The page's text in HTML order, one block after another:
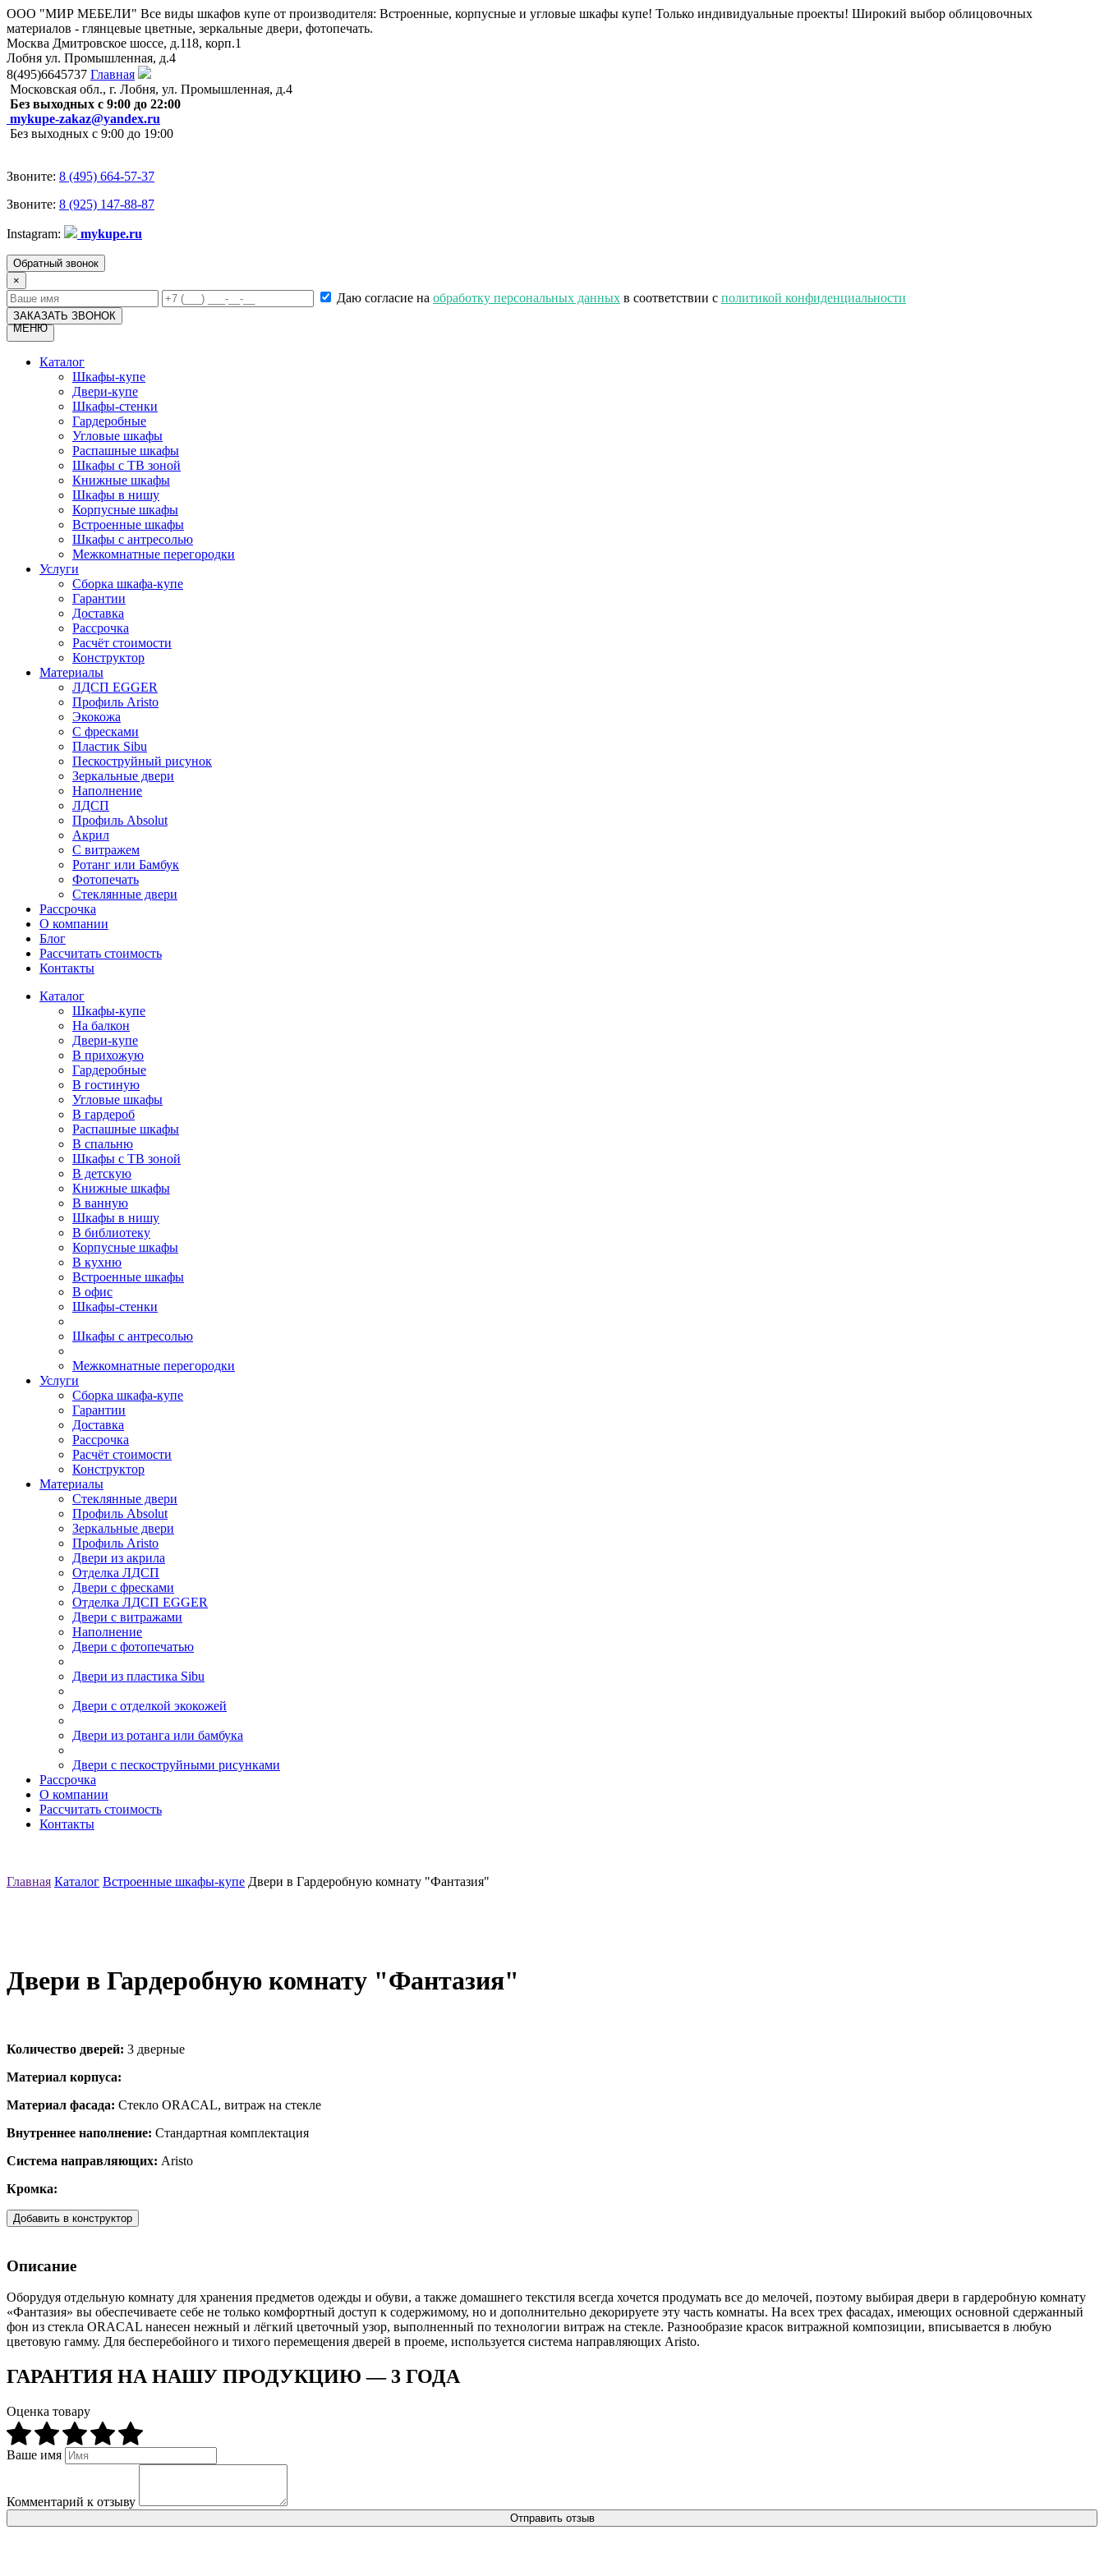
ООО "МИР МЕБЕЛИ" Все виды шкафов купе от производителя: Встроенные, корпусные и угловые шкафы купе! Только индивидуальные проекты! Широкий выбор облицовочных
материалов - глянцевые цветные, зеркальные двери, фотопечать.
Москва Дмитровское шоссе, д.118, корп.1
Лобня ул. Промышленная, д.4
8(495)6645737 Главная
Московская обл., г. Лобня, ул. Промышленная, д.4
Без выходных с 9:00 до 22:00
mykupe-zakaz@yandex.ru
Без выходных с 9:00 до 19:00
Звоните: 8 (495) 664-57-37
Звоните: 8 (925) 147-88-87
Instagram: mykupe.ru
Обратный звонок
×
Даю согласие на обработку персональных данных в соответствии с политикой конфиденциальности
ЗАКАЗАТЬ ЗВОНОК
Toggle
navigation
МЕНЮ
Каталог
Шкафы-купе
Двери-купе
Шкафы-стенки
Гардеробные
Угловые шкафы
Распашные шкафы
Шкафы с ТВ зоной
Книжные шкафы
Шкафы в нишу
Корпусные шкафы
Встроенные шкафы
Шкафы с антресолью
Межкомнатные перегородки
Услуги
Сборка шкафа-купе
Гарантии
Доставка
Рассрочка
Расчёт стоимости
Конструктор
Материалы
ЛДСП EGGER
Профиль Aristo
Экокожа
С фресками
Пластик Sibu
Пескоструйный рисунок
Зеркальные двери
Наполнение
ЛДСП
Профиль Absolut
Акрил
С витражем
Ротанг или Бамбук
Фотопечать
Стеклянные двери
Рассрочка
О компании
Блог
Рассчитать стоимость
Контакты
Каталог
Шкафы-купе
На балкон
Двери-купе
В прихожую
Гардеробные
В гостиную
Угловые шкафы
В гардероб
Распашные шкафы
В спальню
Шкафы с ТВ зоной
В детскую
Книжные шкафы
В ванную
Шкафы в нишу
В библиотеку
Корпусные шкафы
В кухню
Встроенные шкафы
В офис
Шкафы-стенки
Шкафы с антресолью
Межкомнатные перегородки
Услуги
Сборка шкафа-купе
Гарантии
Доставка
Рассрочка
Расчёт стоимости
Конструктор
Материалы
Стеклянные двери
Профиль Absolut
Зеркальные двери
Профиль Aristo
Двери из акрила
Отделка ЛДСП
Двери с фресками
Отделка ЛДСП EGGER
Двери с витражами
Наполнение
Двери с фотопечатью
Двери из пластика Sibu
Двери с отделкой экокожей
Двери из ротанга или бамбука
Двери с пескоструйными рисунками
Рассрочка
О компании
Рассчитать стоимость
Контакты
Главная Каталог Встроенные шкафы-купе Двери в Гардеробную комнату "Фантазия"
Двери в Гардеробную комнату "Фантазия"
Количество дверей: 3 дверные
Материал корпуса:
Материал фасада: Стекло ORACAL, витраж на стекле
Внутреннее наполнение: Стандартная комплектация
Система направляющих: Aristo
Кромка:
Добавить в конструктор
Описание
Оборудуя отдельную комнату для хранения предметов одежды и обуви, а также домашнего текстиля всегда хочется продумать все до мелочей, поэтому выбирая двери в гардеробную комнату
«Фантазия» вы обеспечиваете себе не только комфортный доступ к содержимому, но и дополнительно декорируете эту часть комнаты. На всех трех фасадах, имеющих основной сдержанный
фон из стекла ORACAL нанесен нежный и лёгкий цветочный узор, выполненный по технологии витраж на стекле. Разнообразие красок витражной композиции, вписывается в любую
цветовую гамму. Для бесперебойного и тихого перемещения дверей в проеме, используется система направляющих Aristo.
ГАРАНТИЯ НА НАШУ ПРОДУКЦИЮ — 3 ГОДА
Оценка товару
Ваше имя
Комментарий к отзыву
Отправить отзыв